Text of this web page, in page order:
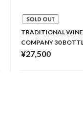
TRADITIONAL
COMPANY 30
¥27,500